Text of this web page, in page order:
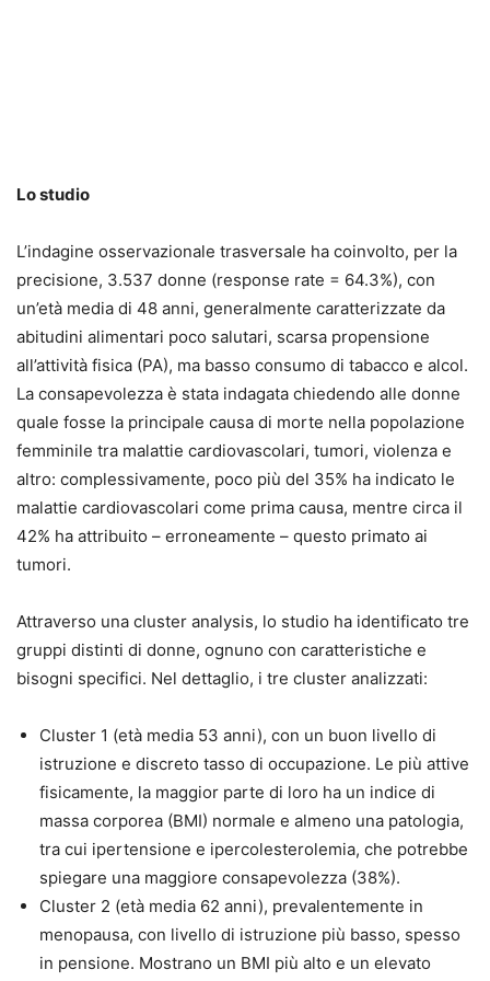
Lo studio
L’indagine osservazionale trasversale ha coinvolto, per la
precisione, 3.537 donne (response rate = 64.3%), con
un’età media di 48 anni, generalmente caratterizzate da
abitudini alimentari poco salutari, scarsa propensione
all’attività fisica (PA), ma basso consumo di tabacco e alcol.
La consapevolezza è stata indagata chiedendo alle donne
quale fosse la principale causa di morte nella popolazione
femminile tra malattie cardiovascolari, tumori, violenza e
altro: complessivamente, poco più del 35% ha indicato le
malattie cardiovascolari come prima causa, mentre circa il
42% ha attribuito – erroneamente – questo primato ai
tumori.
Attraverso una cluster analysis, lo studio ha identificato tre
gruppi distinti di donne, ognuno con caratteristiche e
bisogni specifici. Nel dettaglio, i tre cluster analizzati:
Cluster 1 (età media 53 anni), con un buon livello di
istruzione e discreto tasso di occupazione. Le più attive
fisicamente, la maggior parte di loro ha un indice di
massa corporea (BMI) normale e almeno una patologia,
tra cui ipertensione e ipercolesterolemia, che potrebbe
spiegare una maggiore consapevolezza (38%).
Cluster 2 (età media 62 anni), prevalentemente in
menopausa, con livello di istruzione più basso, spesso
in pensione. Mostrano un BMI più alto e un elevato